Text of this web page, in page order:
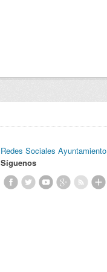
Redes Sociales Ayuntamiento
Síguenos